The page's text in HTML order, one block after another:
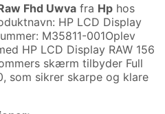
Fhd Uwva fra Hp hos
HP LCD Display
M35811-001Oplev
HP LCD Display RAW 156
skærm tilbyder Full
som sikrer skarpe og klare